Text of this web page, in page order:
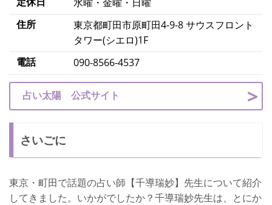
住所
東京都町田市原町田4-9-8 サウスフロント
タワー(シエロ)1F
電話
090-8566-4537
占い太陽 公式サイト
さいごに
東京・町田で話題の占い師【千導瑞妙】先生について紹介
してきました。いかがでしたか？千導瑞妙先生は、とにか